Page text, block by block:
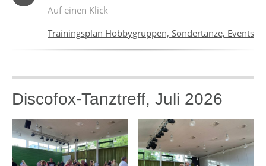
Auf einen Klick
Trainingsplan Hobbygruppen, Sondertänze, Events
Discofox-Tanztreff, Juli 2026